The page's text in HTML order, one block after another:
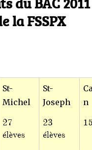
la FSSPX
St-
Michel
27
élèves
St-
Joseph
23
élèves
n